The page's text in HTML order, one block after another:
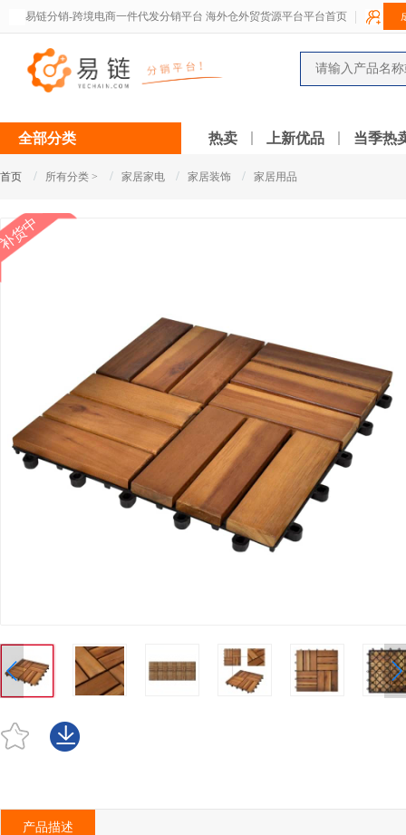
易链分销-跨境电商一件代发分销平台 海外仓外贸货源平台平台首页
全部分类 热卖 上新优品 当季热
首页 / 所有分类 > / 家居家电 / 家居装饰 / 家居用品
货中
产品描述